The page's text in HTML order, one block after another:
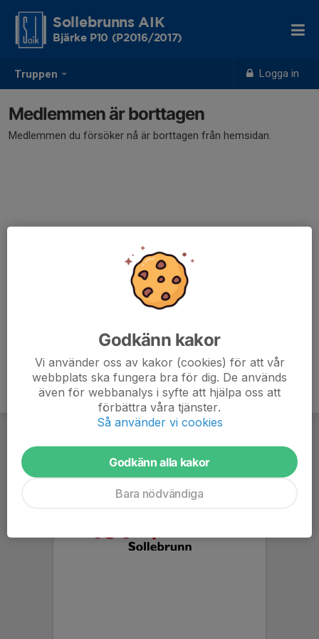
Truppen Logga in
Sollebrunns AIK
Bjärke P10 (P2016/2017)
Medlemmen är borttagen
Medlemmen du försöker nå är borttagen från hemsidan.
Godkänn kakor
Vi använder oss av kakor (cookies) för att vår
webbplats ska fungera bra för dig. De används
även för webbanalys i syfte att hjälpa oss att
förbättra våra tjänster.
Så använder vi cookies
Godkänn alla kakor
Bara nödvändiga